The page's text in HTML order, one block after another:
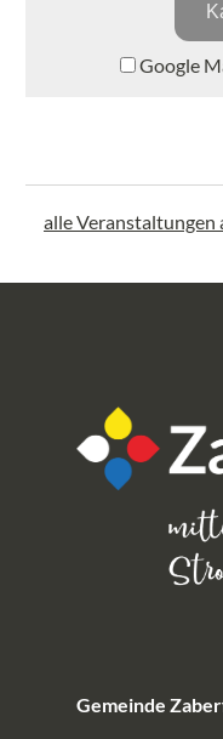
Google
alle Veranstaltungen
Gemeinde